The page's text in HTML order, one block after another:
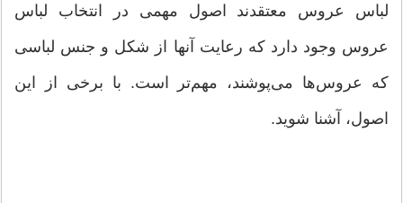
لباس عروس معتقدند اصول مهمی در انتخاب لباس
عروس وجود دارد که رعایت آنها از شکل و جنس لباسی
که عروس‌ها می‌پوشند، مهم‌تر است. با برخی از این
اصول، آشنا شوید.